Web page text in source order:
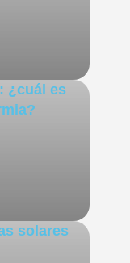
¿cuál es
solares